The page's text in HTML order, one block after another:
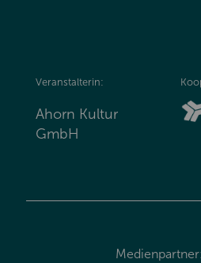
Veranstalterin:
Ahorn Kultur
GmbH